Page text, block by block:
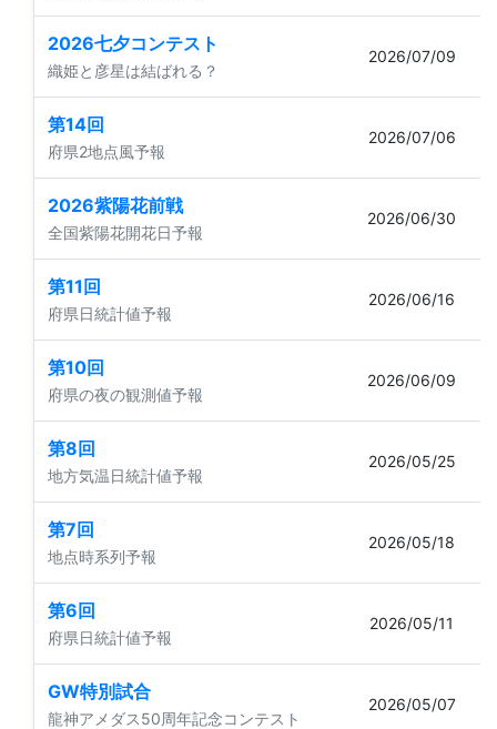
2026七夕コンテスト
織姫と彦星は結ばれる？
2026/07/09
第14回
府県2地点風予報
2026/07/06
2026紫陽花前戦
全国紫陽花開花日予報
2026/06/30
第11回
府県日統計値予報
2026/06/16
第10回
府県の夜の観測値予報
2026/06/09
第8回
地方気温日統計値予報
2026/05/25
第7回
地点時系列予報
2026/05/18
第6回
府県日統計値予報
2026/05/11
GW特別試合
龍神アメダス50周年記念コンテスト
2026/05/07